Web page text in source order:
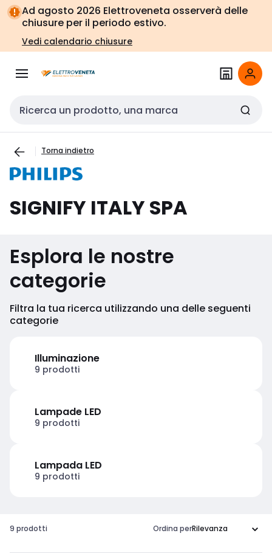
Vai alla
navigazione
Vai
alla
pagina
Ad agosto 2026 Elettroveneta osserverà delle
chiusure per il periodo estivo.
Vedi calendario chiusure
Cerca input
Torna indietro
SIGNIFY ITALY SPA
Esplora le nostre
categorie
Filtra la tua ricerca utilizzando una delle seguenti
categorie
Illuminazione
9 prodotti
Lampade LED
9 prodotti
Lampada LED
9 prodotti
9 prodotti Ordina per